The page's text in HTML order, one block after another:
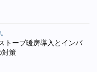
トーブ暖房導入とインバ
対策